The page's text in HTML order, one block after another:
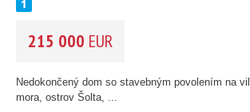
26
Južná Dalmácia
CENA(vyberte rozsah)
215 000 EUR
Nedokončený dom so stavebným povolením na
mora, ostrov Šolta, ...